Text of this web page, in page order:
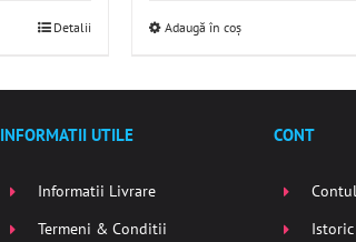
Detalii Adaugă în coș
INFORMATII UTILE
Informatii Livrare
Termeni & Conditii
CONT